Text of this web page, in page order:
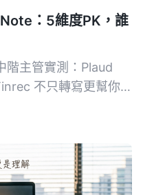
：5維度PK，誰
階主管實測：Plaud
不只轉寫更幫你